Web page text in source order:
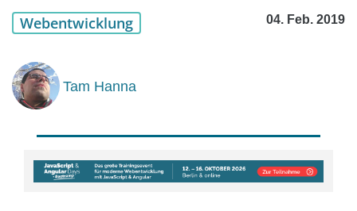
Webentwicklung 04. Feb. 2019
Tam Hanna